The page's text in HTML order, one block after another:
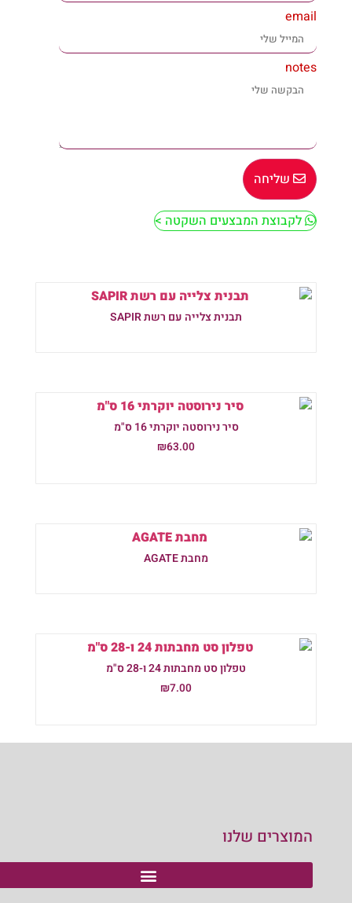
email
notes
שליחה
לקבוצת המבצעים השקטה >
תבנית צלייה עם רשת SAPIR
סיר נירוסטה יוקרתי 16 ס"מ
₪63.00
מחבת AGATE
טפלון סט מחבתות 24 ו-28 ס"מ
₪7.00
המוצרים שלנו